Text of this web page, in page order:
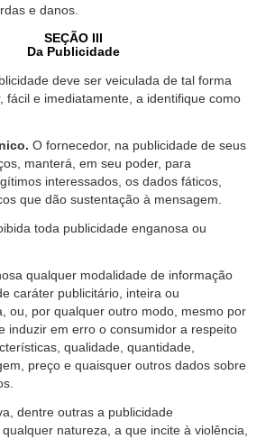
e danos.
SEÇÃO III
Da Publicidade
deve ser veiculada de tal forma
fácil e imediatamente, a identifique como
O fornecedor, na publicidade de seus
manterá, em seu poder, para
interessados, os dados fáticos,
que dão sustentação à mensagem.
toda publicidade enganosa ou
qualquer modalidade de informação
caráter publicitário, inteira ou
ou, por qualquer outro modo, mesmo por
induzir em erro o consumidor a respeito
qualidade, quantidade,
preço e quaisquer outros dados sobre
dentre outras a publicidade
natureza, a que incite à violência,